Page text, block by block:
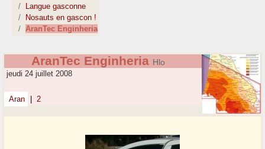
Langue gasconne
Nosauts en gascon !
AranTec Enginheria
AranTec Enginheria Hlo
jeudi 24 juillet 2008
Aran 2